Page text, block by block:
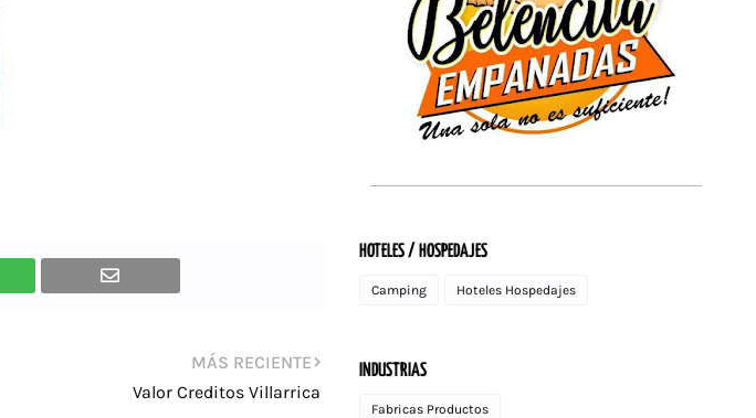
MÁS RECIENTE
Valor Creditos Villarrica
HOTELES / HOSPEDAJES
Camping Hoteles Hospedajes
INDUSTRIAS
Fabricas Productos